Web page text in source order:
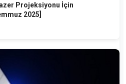
Projeksiyonu İçin
2025]